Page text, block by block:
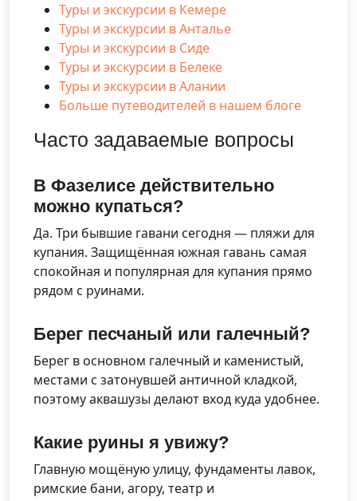
Туры и экскурсии в Кемере
Туры и экскурсии в Анталье
Туры и экскурсии в Сиде
Туры и экскурсии в Белеке
Туры и экскурсии в Алании
Больше путеводителей в нашем блоге
Часто задаваемые вопросы
В Фазелисе действительно
можно купаться?
Да. Три бывшие гавани сегодня — пляжи для
купания. Защищённая южная гавань самая
спокойная и популярная для купания прямо
рядом с руинами.
Берег песчаный или галечный?
Берег в основном галечный и каменистый,
местами с затонувшей античной кладкой,
поэтому аквашузы делают вход куда удобнее.
Какие руины я увижу?
Главную мощёную улицу, фундаменты лавок,
римские бани, агору, театр и